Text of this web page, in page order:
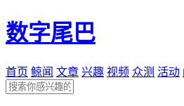
数字尾巴
首页 鲸闻 文章 兴趣 视频 众测 活动